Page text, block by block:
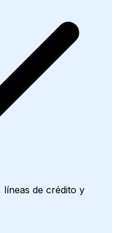
líneas de crédito y